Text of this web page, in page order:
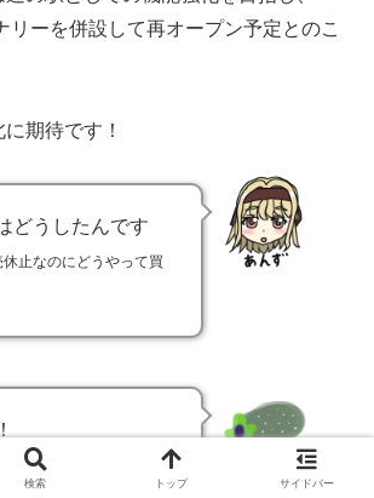
リーを併設して再オープン予定とのこ
期待です！
どうしたんです
止なのにどうやって買
検索 トップ サイドバー